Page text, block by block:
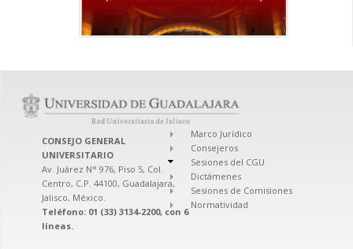
CONSEJO GENERAL
UNIVERSITARIO
Av. Juárez N° 976, Piso 5, Col.
Centro, C.P. 44100, Guadalajara,
Jalisco, México.
Teléfono: 01 (33) 3134-2200, con 6
líneas.
Marco Jurídico
Consejeros
Sesiones del CGU
Dictámenes
Sesiones de Comisiones
Normatividad